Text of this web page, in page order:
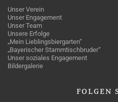
Unser Verein
Unser Engagement
Unser Team
Unsere Erfolge
„Mein Lieblingsbiergarten“
„Bayerischer Stammtischbruder“
Unser soziales Engagement
Bildergalerie
FOLGEN